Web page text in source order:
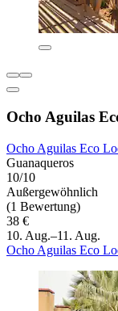
Ocho Aguilas
Ocho Aguilas Eco
Guanaqueros
10/10
Außergewöhnlich
(1 Bewertung)
38 €
10. Aug.–11. Aug.
Ocho Aguilas Eco